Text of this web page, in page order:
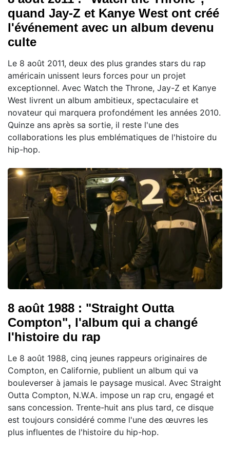
quand Jay-Z et Kanye West ont créé
l'événement avec un album devenu
culte
Le 8 août 2011, deux des plus grandes stars du rap
américain unissent leurs forces pour un projet
exceptionnel. Avec Watch the Throne, Jay-Z et Kanye
West livrent un album ambitieux, spectaculaire et
novateur qui marquera profondément les années 2010.
Quinze ans après sa sortie, il reste l'une des
collaborations les plus emblématiques de l'histoire du
hip-hop.
8 août 1988 : "Straight Outta
Compton", l'album qui a changé
l'histoire du rap
Le 8 août 1988, cinq jeunes rappeurs originaires de
Compton, en Californie, publient un album qui va
bouleverser à jamais le paysage musical. Avec Straight
Outta Compton, N.W.A. impose un rap cru, engagé et
sans concession. Trente-huit ans plus tard, ce disque
est toujours considéré comme l'une des œuvres les
plus influentes de l'histoire du hip-hop.